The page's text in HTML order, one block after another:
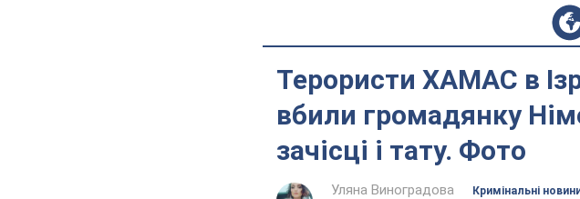
Терористи ХАМАС в
вбили громадянку
зачісці і тату. Фото
Уляна Виноградова
Кримінальні